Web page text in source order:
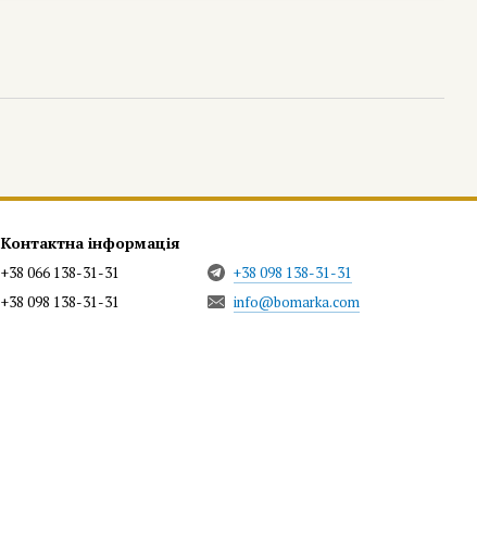
Контактна інформація
+38 066 138-31-31
+38 098 138-31-31
+38 098 138-31-31
info@bomarka.com